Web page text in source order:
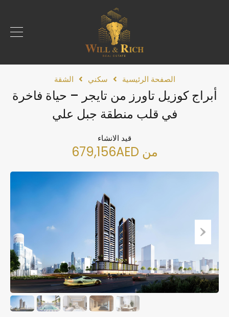
الصفحة الرئيسية سكني الشقة
أبراج كوزيل تاورز من تايجر – حياة فاخرة
في قلب منطقة جبل علي
قيد الانشاء
من 679,156AED